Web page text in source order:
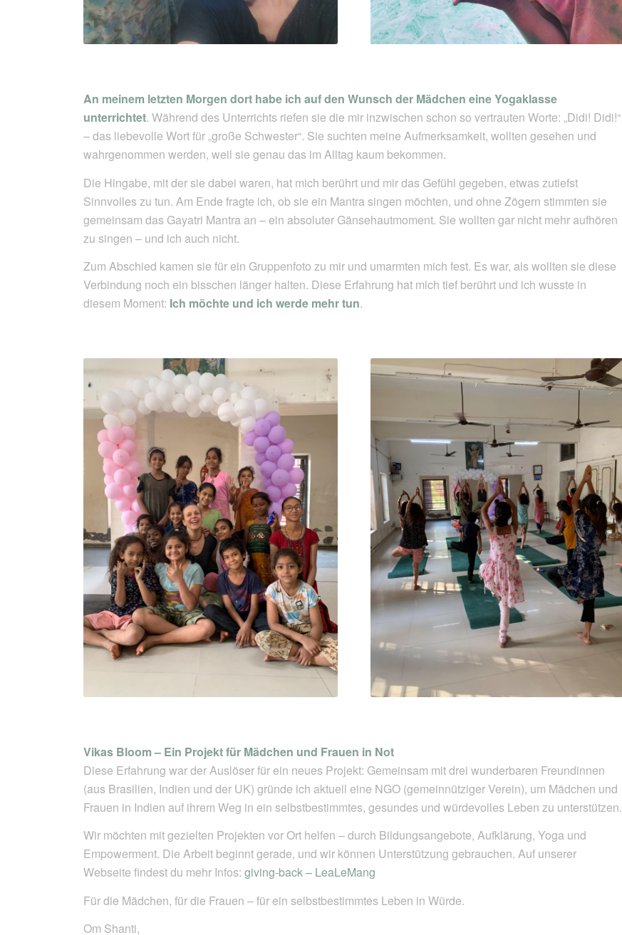
An meinem letzten Morgen dort habe ich auf den Wunsch der Mädchen eine Yogaklasse
unterrichtet. Während des Unterrichts riefen sie die mir inzwischen schon so vertrauten Worte: „Didi! Didi!“
– das liebevolle Wort für „große Schwester“. Sie suchten meine Aufmerksamkeit, wollten gesehen und
wahrgenommen werden, weil sie genau das im Alltag kaum bekommen.
Die Hingabe, mit der sie dabei waren, hat mich berührt und mir das Gefühl gegeben, etwas zutiefst
Sinnvolles zu tun. Am Ende fragte ich, ob sie ein Mantra singen möchten, und ohne Zögern stimmten sie
gemeinsam das Gayatri Mantra an – ein absoluter Gänsehautmoment. Sie wollten gar nicht mehr aufhören
zu singen – und ich auch nicht.
Zum Abschied kamen sie für ein Gruppenfoto zu mir und umarmten mich fest. Es war, als wollten sie diese
Verbindung noch ein bisschen länger halten. Diese Erfahrung hat mich tief berührt und ich wusste in
diesem Moment: Ich möchte und ich werde mehr tun.
Vikas Bloom – Ein Projekt für Mädchen und Frauen in Not
Diese Erfahrung war der Auslöser für ein neues Projekt: Gemeinsam mit drei wunderbaren Freundinnen
(aus Brasilien, Indien und der UK) gründe ich aktuell eine NGO (gemeinnütziger Verein), um Mädchen und
Frauen in Indien auf ihrem Weg in ein selbstbestimmtes, gesundes und würdevolles Leben zu unterstützen.
Wir möchten mit gezielten Projekten vor Ort helfen – durch Bildungsangebote, Aufklärung, Yoga und
Empowerment. Die Arbeit beginnt gerade, und wir können Unterstützung gebrauchen. Auf unserer
Webseite findest du mehr Infos:giving-back – LeaLeMang
Für die Mädchen, für die Frauen – für ein selbstbestimmtes Leben in Würde.
Om Shanti,